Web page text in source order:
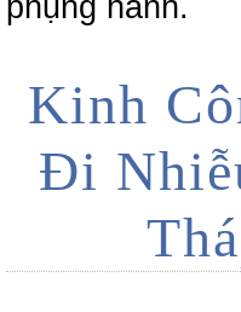
phụng hành.
Kinh
Đi